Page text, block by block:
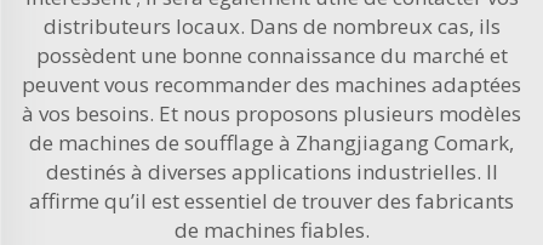
distributeurs locaux. Dans de nombreux cas, ils
possèdent une bonne connaissance du marché et
peuvent vous recommander des machines adaptées
à vos besoins. Et nous proposons plusieurs modèles
de machines de soufflage à Zhangjiagang Comark,
destinés à diverses applications industrielles. Il
affirme qu’il est essentiel de trouver des fabricants
de machines fiables.